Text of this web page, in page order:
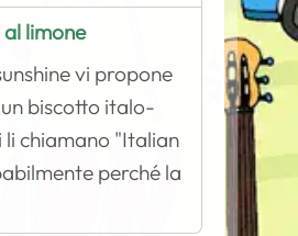
limone
vi propone
biscotto italo-
chiamano "Italian
perché la